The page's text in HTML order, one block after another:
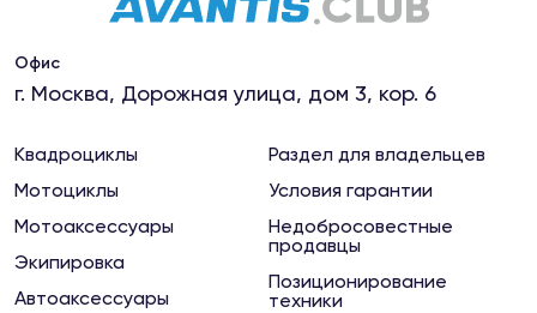
Магазин "МотоКалуга"
Киржач, ул.Привокзальная, 63
Магазин "Мотомаркет"
Офис
г. Москва, Дорожная улица, дом 3, кор. 6
Квадроциклы
Мотоциклы
Мотоаксессуары
Экипировка
Автоаксессуары
Раздел для владельцев
Условия гарантии
Недобросовестные
продавцы
Позиционирование
техники